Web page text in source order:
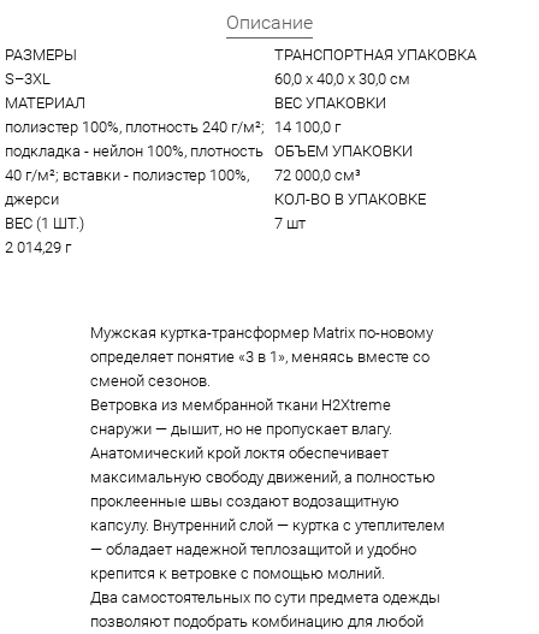
Описание
РАЗМЕРЫ
S–3XL
МАТЕРИАЛ
полиэстер 100%, плотность 240 г/м²;
подкладка - нейлон 100%, плотность
40 г/м²; вставки - полиэстер 100%,
джерси
ВЕС (1 ШТ.)
2 014,29 г
ТРАНСПОРТНАЯ УПАКОВКА
60,0 x 40,0 x 30,0 см
ВЕС УПАКОВКИ
14 100,0 г
ОБЪЕМ УПАКОВКИ
72 000,0 см³
КОЛ-ВО В УПАКОВКЕ
7 шт
Мужская куртка-трансформер Matrix по-новому
определяет понятие «3 в 1», меняясь вместе со
сменой сезонов.
Ветровка из мембранной ткани H2Xtreme
снаружи — дышит, но не пропускает влагу.
Анатомический крой локтя обеспечивает
максимальную свободу движений, а полностью
проклеенные швы создают водозащитную
капсулу. Внутренний слой — куртка с утеплителем
— обладает надежной теплозащитой и удобно
крепится к ветровке с помощью молний.
Два самостоятельных по сути предмета одежды
позволяют подобрать комбинацию для любой